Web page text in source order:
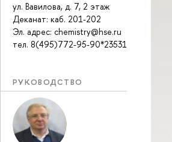
ул. Вавилова, д. 7, 2 этаж
Деканат: ка. 201-202
Эл. адрес: chemistry@hse.ru
тел. 8(495)772-95-90*23531
РУКОВОДСТВО